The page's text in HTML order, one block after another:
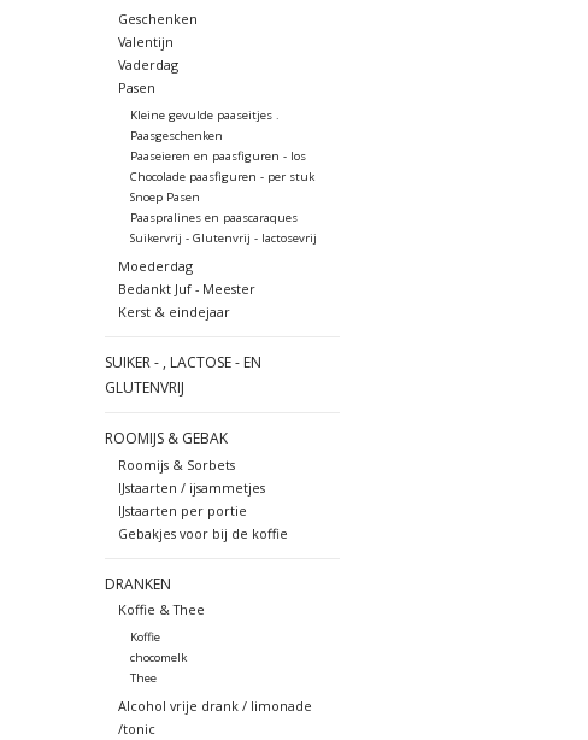
Geschenken
Valentijn
Vaderdag
Pasen
Kleine gevulde paaseitjes .
Paasgeschenken
Paaseieren en paasfiguren - los
Chocolade paasfiguren - per stuk
Snoep Pasen
Paaspralines en paascaraques
Suikervrij - Glutenvrij - lactosevrij
Moederdag
Bedankt Juf - Meester
Kerst & eindejaar
SUIKER - , LACTOSE - EN
GLUTENVRIJ
ROOMIJS & GEBAK
Roomijs & Sorbets
IJstaarten / ijsammetjes
IJstaarten per portie
Gebakjes voor bij de koffie
DRANKEN
Koffie & Thee
Koffie
chocomelk
Thee
Alcohol vrije drank / limonade
/tonic